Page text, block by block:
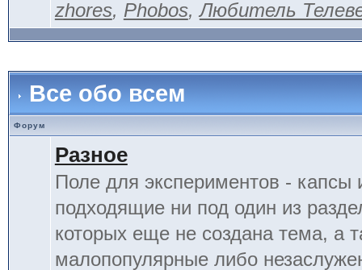
zhores, Phobos,Любитель
Все обо всем
Форум
Разное
Поле для экспериментов - капсы
подходящие ни под один из
которых еще не создана тема, а
малопопулярные либо